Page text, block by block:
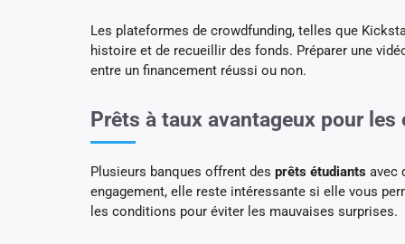
Les plateformes de crowdfunding, telles que
histoire et de recueillir des fonds. Préparer une
entre un financement réussi ou non.
Prêts à taux avantageux pour les
Plusieurs banques offrent des prêts étudiants avec
engagement, elle reste intéressante si elle vous
les conditions pour éviter les mauvaises surprises.